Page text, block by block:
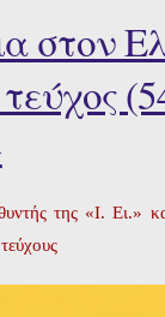
στον
της «Ι.